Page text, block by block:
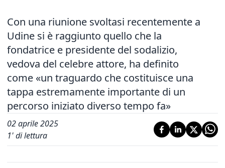
Con una riunione svoltasi recentemente a
Udine si è raggiunto quello che la
fondatrice e presidente del sodalizio,
vedova del celebre attore, ha definito
come «un traguardo che costituisce una
tappa estremamente importante di un
percorso iniziato diverso tempo fa»
02 aprile 2025
1' di lettura